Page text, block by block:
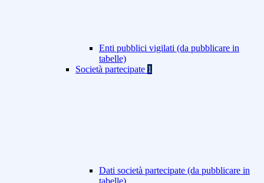
Enti pubblici vigilati (da pubblicare in
tabelle)
Società partecipate 1
Dati società partecipate (da pubblicare in